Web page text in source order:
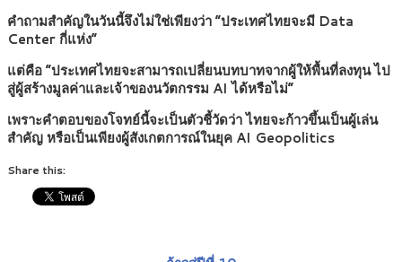
คำถามสำคัญในวันนี้จึงไม่ใช่เพียงว่า “ประเทศไทยจะมี Data
Center กี่แห่ง”
แต่คือ “ประเทศไทยจะสามารถเปลี่ยนบทบาทจากผู้ให้พื้นที่ลงทุน ไป
สู่ผู้สร้างมูลค่าและเจ้าของนวัตกรรม AI ได้หรือไม่”
เพราะคำตอบของโจทย์นี้จะเป็นตัวชี้วัดว่า ไทยจะก้าวขึ้นเป็นผู้เล่น
สำคัญ หรือเป็นเพียงผู้สังเกตการณ์ในยุค AI Geopolitics
Share this: